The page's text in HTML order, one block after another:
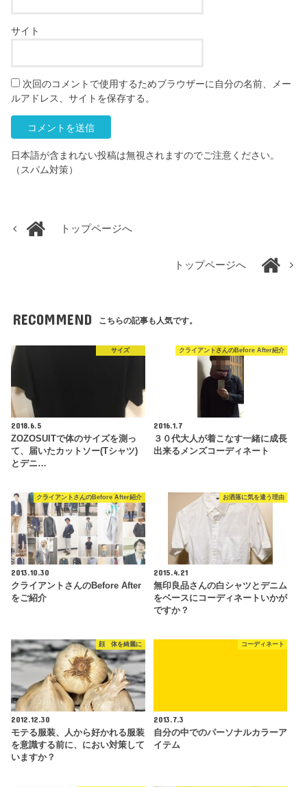
サイト
次回のコメントで使用するためブラウザーに自分の名前、メー
ルアドレス、サイトを保存する。
日本語が含まれない投稿は無視されますのでご注意ください。
（スパム対策）
トップページへ
トップページへ
RECOMMEND こちらの記事も人気です。
サイズ
2018.6.5
ZOZOSUITで体のサイズを測っ
て、届いたカットソー(Tシャツ)
とデニ…
クライアントさんのBefore After紹介
2016.1.7
３０代大人が着こなす一緒に成長
出来るメンズコーディネート
クライアントさんのBefore After紹介
2013.10.30
クライアントさんのBefore After
をご紹介
お洒落に気を遣う理由
2015.4.21
無印良品さんの白シャツとデニム
をベースにコーディネートいかが
ですか？
顔 体を綺麗に
2012.12.30
モテる服装、人から好かれる服装
を意識する前に、におい対策して
いますか？
コーディネート
2013.7.3
自分の中でのパーソナルカラーア
イテム